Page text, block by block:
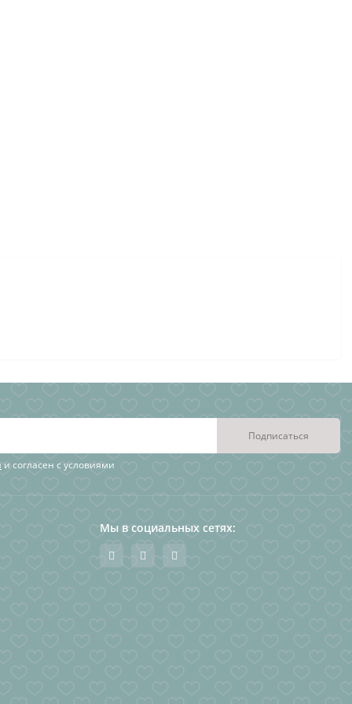
Подписаться
и согласен с условиями
Мы в социальных сетях: